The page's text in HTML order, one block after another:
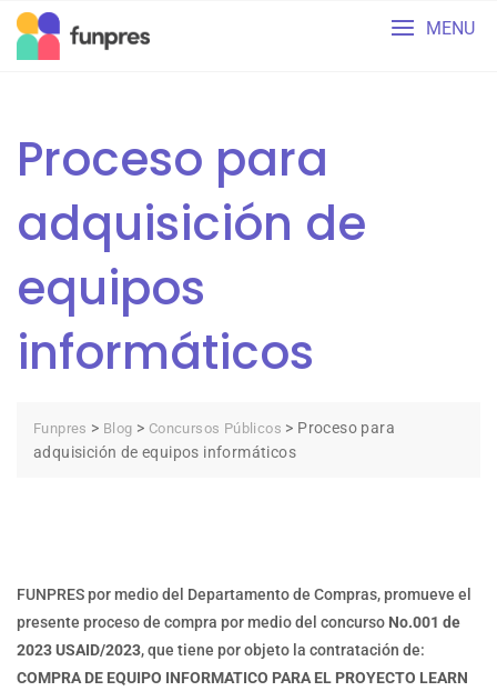
Skip
content
MENU
Proceso para
adquisición de
equipos
informáticos
Funpres > Blog > Concursos Públicos > Proceso para
adquisición de equipos informáticos
FUNPRES por medio del Departamento de Compras, promueve el
presente proceso de compra por medio del concurso No.001 de
2023 USAID/2023, que tiene por objeto la contratación de:
COMPRA DE EQUIPO INFORMATICO PARA EL PROYECTO LEARN